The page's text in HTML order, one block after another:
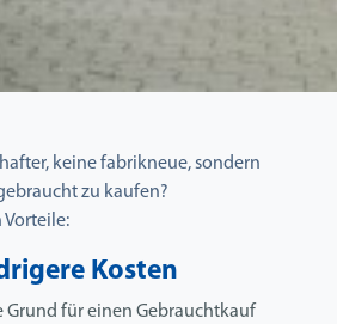
keine fabrikneue, sondern
zu kaufen?
Vorteile:
Kosten
Grund für einen Gebrauchtkauf